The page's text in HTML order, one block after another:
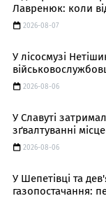
Лавренюк: коли
2026-08-07
У лісосмузі
2026-08-06
У Славуті
зґвалтуванні
2026-08-06
У Шепетівці та
газопостачання: